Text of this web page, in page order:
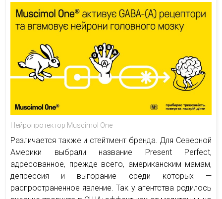
Нейропротектор Muscimol One
Различается также и стейтмент бренда. Для Северной
Америки выбрали название Present Perfect,
адресованное, прежде всего, американским мамам,
депрессия и выгорание среди которых —
распространенное явление. Так у агентства родилось